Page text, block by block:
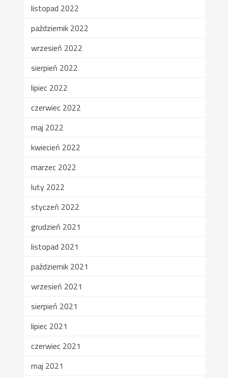
listopad 2022
październik 2022
wrzesień 2022
sierpień 2022
lipiec 2022
czerwiec 2022
maj 2022
kwiecień 2022
marzec 2022
luty 2022
styczeń 2022
grudzień 2021
listopad 2021
październik 2021
wrzesień 2021
sierpień 2021
lipiec 2021
czerwiec 2021
maj 2021